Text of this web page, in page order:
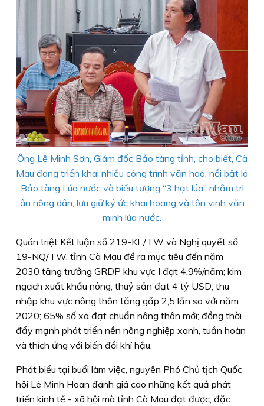
Ông Lê Minh Sơn, Giám đốc Bảo tàng tỉnh, cho biết, Cà
Mau đang triển khai nhiều công trình văn hoá, nổi bật là
Bảo tàng Lúa nước và biểu tượng “3 hạt lúa” nhằm tri
ân nông dân, lưu giữ ký ức khai hoang và tôn vinh văn
minh lúa nước.
Quán triệt Kết luận số 219-KL/TW và Nghị quyết số
19-NQ/TW, tỉnh Cà Mau đề ra mục tiêu đến năm
2030 tăng trưởng GRDP khu vực I đạt 4,9%/năm; kim
ngạch xuất khẩu nông, thuỷ sản đạt 4 tỷ USD; thu
nhập khu vực nông thôn tăng gấp 2,5 lần so với năm
2020; 65% số xã đạt chuẩn nông thôn mới; đồng thời
đẩy mạnh phát triển nền nông nghiệp xanh, tuần hoàn
và thích ứng với biến đổi khí hậu.
Phát biểu tại buổi làm việc, nguyên Phó Chủ tịch Quốc
hội Lê Minh Hoan đánh giá cao những kết quả phát
triển kinh tế - xã hội mà tỉnh Cà Mau đạt được, đặc